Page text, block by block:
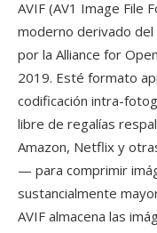
AVIF (AV1 Image File
moderno derivado
por la Alliance for
2019. Esté formato
codificación intra-
libre de regalías
Amazon, Netflix y
— para comprimir
sustancialmente
AVIF almacena las